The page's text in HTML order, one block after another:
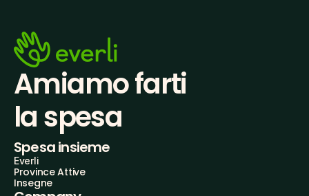
Amiamo farti
la spesa
Spesa insieme
Everli
Province Attive
Insegne